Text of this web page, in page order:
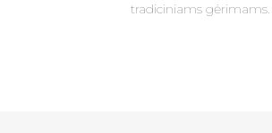
tradiciniams gėrimams.